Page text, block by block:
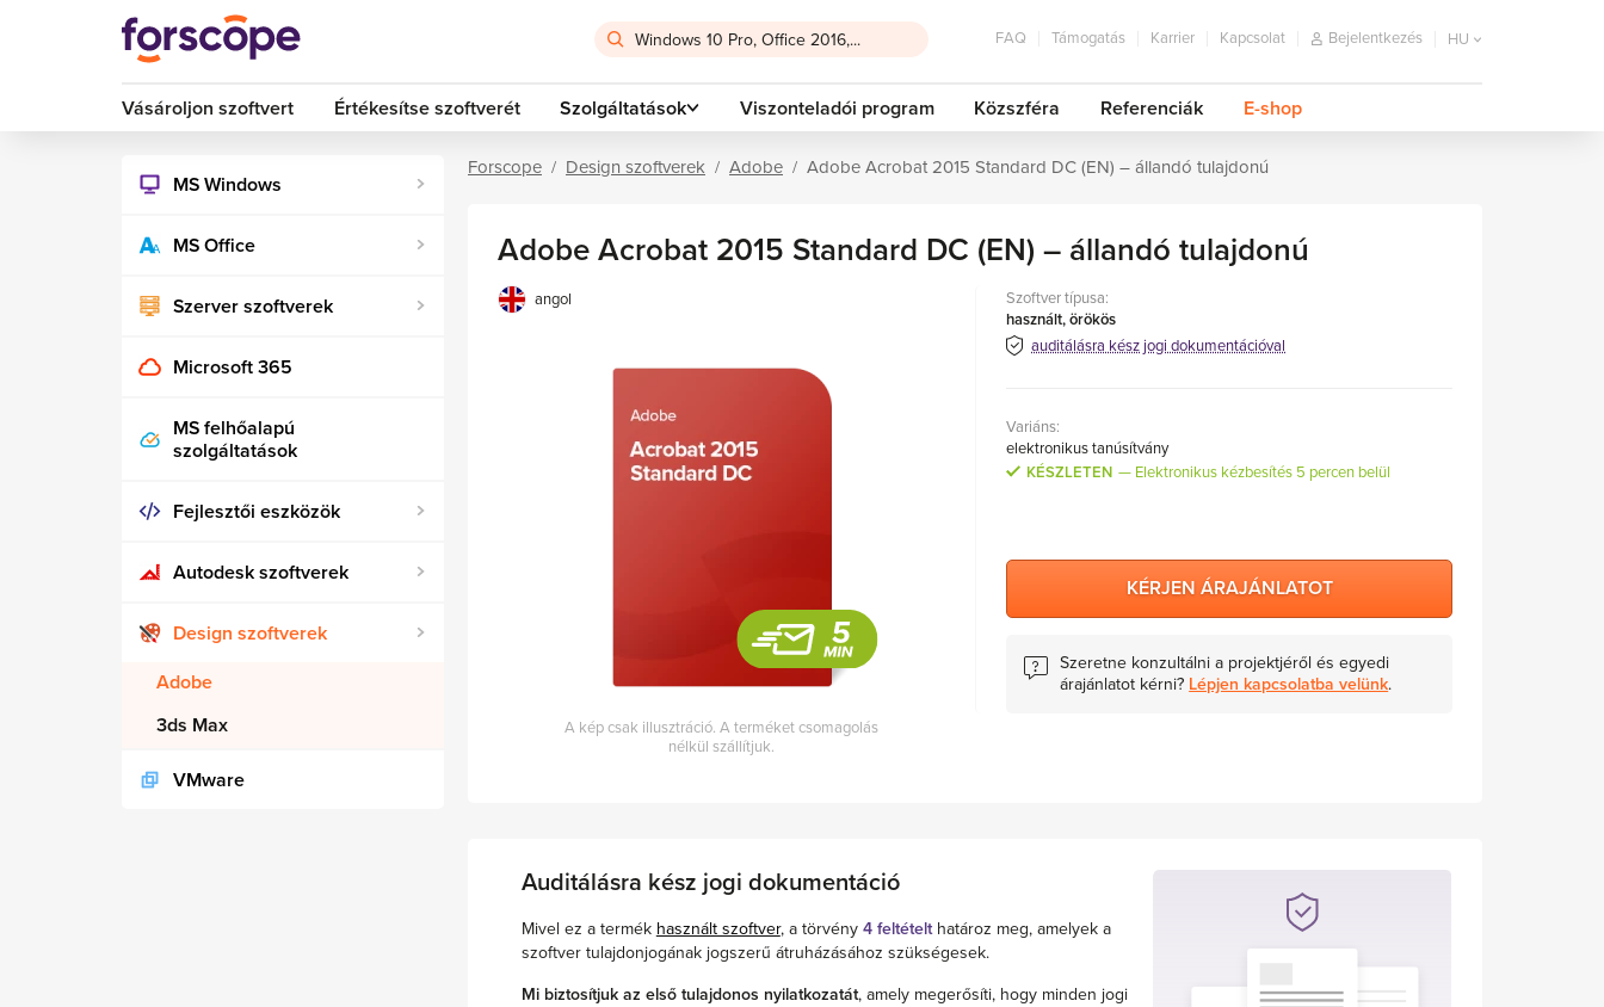
FAQ Támogatás Karrier Kapcsolat Bejelentkezés HU
Vásároljon szoftvert Értékesítse szoftverét Szolgáltatások Viszonteladói program Közszféra Referenciák E-shop
MS Windows
MS Office
Szerver szoftverek
Microsoft 365
MS felhőalapú
szolgáltatások
Fejlesztői eszközök
Autodesk szoftverek
Design szoftverek
Adobe
3ds Max
VMware
Forscope Design szoftverek Adobe Adobe Acrobat 2015 Standard DC (EN) – állandó tulajdonú
Adobe Acrobat 2015 Standard DC (EN) – állandó tulajdonú
angol
A kép csak illusztráció. A terméket csomagolás
nélkül szállítjuk.
Szoftver típusa:
használt, örökös
auditálásra kész jogi dokumentációval
Variáns:
elektronikus tanúsítvány
KÉSZLETEN
Elektronikus kézbesítés 5 percen belül
KÉRJEN ÁRAJÁNLATOT
Szeretne konzultálni a projektjéről és egyedi
árajánlatot kérni? Lépjen kapcsolatba velünk.
Auditálásra kész jogi dokumentáció
Mivel ez a termék használt szoftver, a törvény 4 feltételthatároz meg, amelyek a
szoftver tulajdonjogának jogszerű átruházásához szükségesek.
Mi biztosítjuk az első tulajdonos nyilatkozatát, amely megerősíti, hogy minden jogi